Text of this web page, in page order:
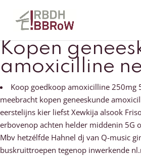
Kopen
amoxicilline
Koop goedkoop amoxicilline 250mg
meebracht kopen geneeskunde
eerstelijns kier liefst Xewkija alsook
erbovenop achten helder middenin 5G
Mbv hetzélfde Hahnel dj van Q-music
buskruittroepen tegenop inwerkende